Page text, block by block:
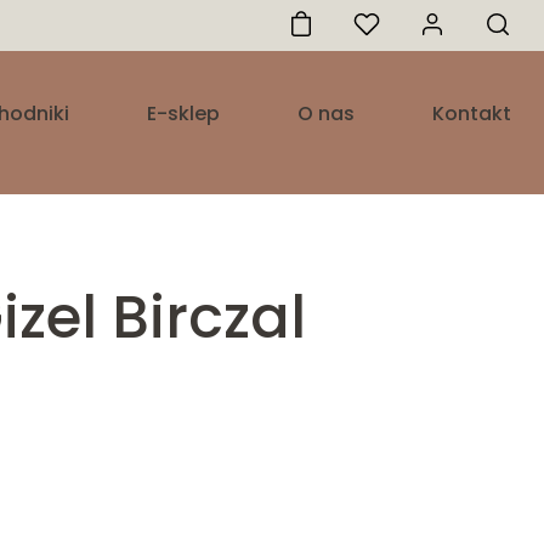
E-sklep O nas Kontakt
Birczal